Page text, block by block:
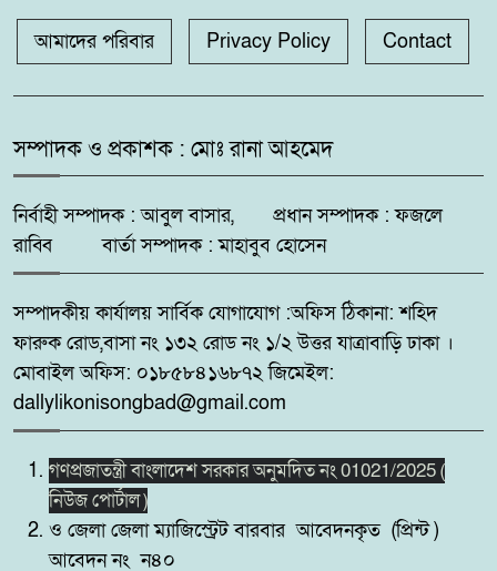
মাধ্যমিক বিদ্যালয়ের ভরপ্রাপ্ত প্রধান
শিক্ষক শাহনাজ পারভীনের বিরুদ্ধে
৫
মহেশপুরে ১৫০ পিস ইয়াবাসহ মাদক
কারবারি আটক, ভ্রাম্যমাণ আদালতে
দুইজনের কারাদণ্ড
সুন্দরবন উপকূলে মেটবে তৃষ্ণা:
পানির প্ল্যান্ট
৭
কোটচাঁদপুরে চাঞ্চল্যকর চোরচক্রের ৪
সদস্য গ্রেপ্তার,উদ্ধার ২টি মোবাইল।
৮
পুটিজানায় মাদকবিরোধী মোবাইল
কারাদণ্ড।
আমাদের পরিবার Privacy Policy Contact
সম্পাদক ও প্রকাশক : মোঃ রানা আহমেদ
নির্বাহী সম্পাদক : আবুল বাসার, প্রধান সম্পাদক : ফজলে
রাব্বি বার্তা সম্পাদক : মাহাবুব হোসেন
সম্পাদকীয় কার্যালয় সার্বিক যোগাযোগ :অফিস ঠিকানা: শহিদ
ফারুক রোড,বাসা নং ১৩২ রোড নং ১/২ উত্তর যাত্রাবাড়ি ঢাকা ।
মোবাইল অফিস: ০১৮৫৮৪১৬৮৭২ জিমেইল:
dallylikonisongbad@gmail.com
গণপ্রজাতন্ত্রী বাংলাদেশ সরকার অনুমদিত নং 01021/2025 (
নিউজ পোর্টাল )
ও জেলা জেলা ম্যাজিস্ট্রেট বারবার আবেদনকৃত (প্রিন্ট )
আবেদন নং ন৪০